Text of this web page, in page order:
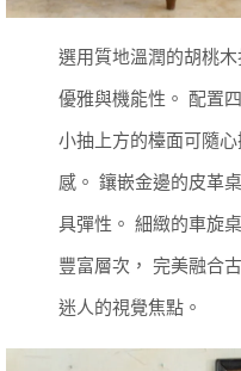
選用質地溫潤的胡桃
優雅與機能性。 配置
小抽上方的檯面可隨
感。 鑲嵌金邊的皮革
具彈性。 細緻的車旋
豐富層次， 完美融合
迷人的視覺焦點。